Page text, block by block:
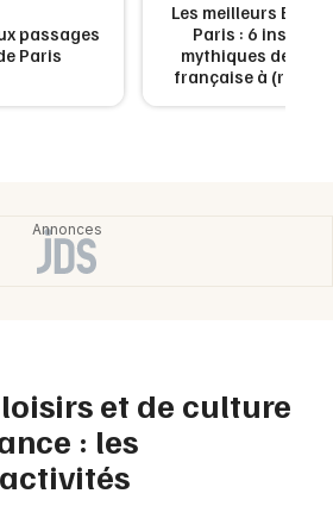
France
passages
Paris
Les meilleurs
Paris : 6
mythiques de la
française à
et de culture
: les